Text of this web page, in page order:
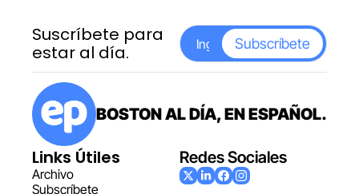
Suscríbete para
estar al día.
Subscríbete
BOSTON AL DÍA, EN ESPAÑOL.
Links Útiles
Archivo
Subscríbete
Redes Sociales